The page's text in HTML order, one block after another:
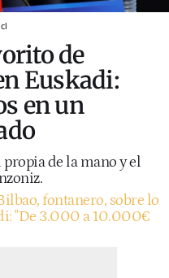
de
Euskadi:
en un
de la mano y el
fontanero, sobre lo
"De 3.000 a 10.000€